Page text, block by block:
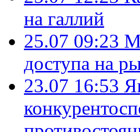
на галлий
25.07 09:23
доступа на
23.07 16:53